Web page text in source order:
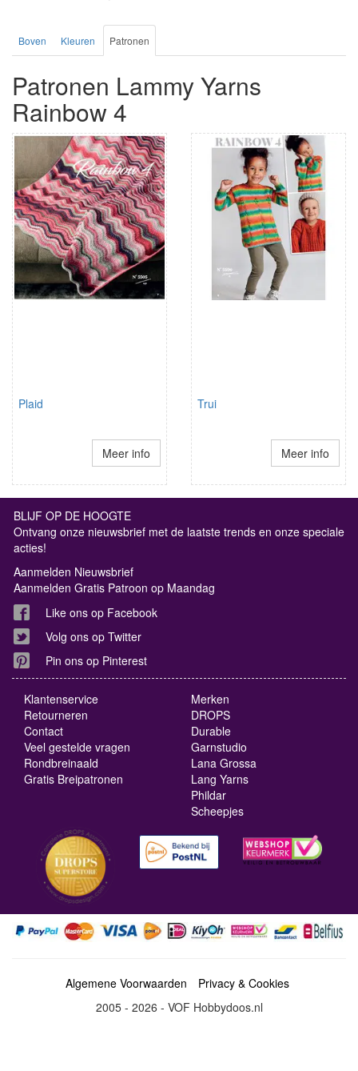
Boven Kleuren Patronen
Patronen Lammy Yarns
Rainbow 4
Plaid
Meer info
Trui
Meer info
BLIJF OP DE HOOGTE
Ontvang onze nieuwsbrief met de laatste trends en onze speciale
acties!
Aanmelden Nieuwsbrief
Aanmelden Gratis Patroon op Maandag
Like ons op Facebook
Volg ons op Twitter
Pin ons op Pinterest
Klantenservice
Retourneren
Contact
Veel gestelde vragen
Rondbreinaald
Gratis Breipatronen
Merken
DROPS
Durable
Garnstudio
Lana Grossa
Lang Yarns
Phildar
Scheepjes
Algemene Voorwaarden
Privacy & Cookies
2005 - 2026 - VOF Hobbydoos.nl